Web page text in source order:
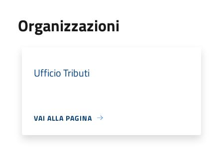
Organizzazioni
Ufficio Tributi
VAI ALLA PAGINA